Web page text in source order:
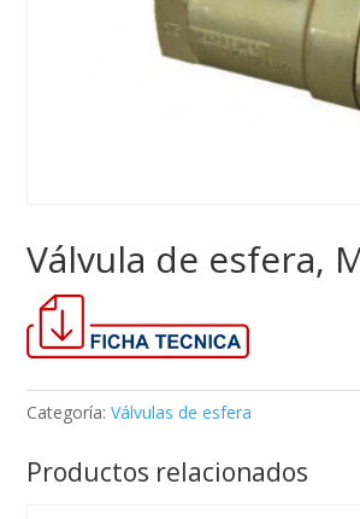
Válvula de esfera,
Categoría:Válvulas de esfera
Productos relacionados